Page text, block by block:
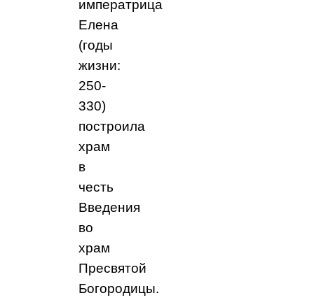
императрица
Елена
(годы
жизни:
250-
330)
построила
храм
в
честь
Введения
во
храм
Пресвятой
Богородицы.